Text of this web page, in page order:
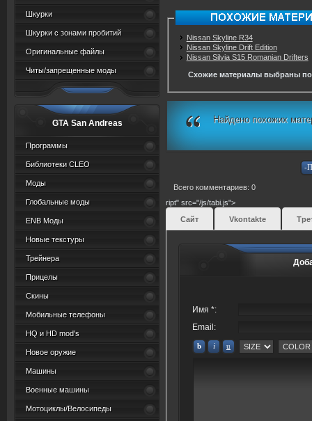
Шкурки
Шкурки с зонами пробитий
Оригинальные файлы
Читы/запрещенные моды
GTA San Andreas
Программы
Библиотеки CLEO
Моды
Глобальные моды
ENB Моды
Новые текстуры
Трейнера
Прицелы
Скины
Мобильные телефоны
HQ и HD mod's
Новое оружие
Машины
Военные машины
Мотоциклы/Велосипеды
Nissan Skyline R34
Nissan Skyline Drift Edition
Nissan Silvia S15 Romanian Drifters
Схожие материалы выбраны по
Найдено похожих
Всего комментариев: 0
ript" src="/js/tabi.js">
Сайт
Vkontakte
Имя *:
Email: